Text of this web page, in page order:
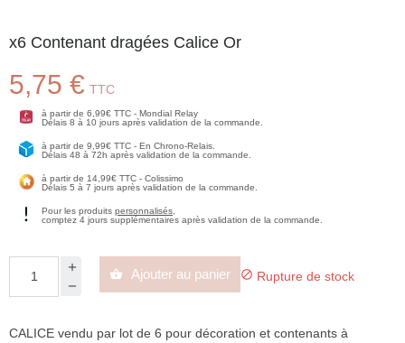
x6 Contenant dragées Calice Or
5,75 € TTC
à partir de 6,99€ TTC - Mondial Relay
Délais 8 à 10 jours après validation de la commande.
à partir de 9,99€ TTC - En Chrono-Relais.
Délais 48 à 72h après validation de la commande.
à partir de 14,99€ TTC - Colissimo
Délais 5 à 7 jours après validation de la commande.
Pour les produits personnalisés
comptez 4 jours supplémentaires après validation de la commande.
 Ajouter au panier  Rupture de stock
CALICE vendu par lot de 6 pour décoration et contenants à